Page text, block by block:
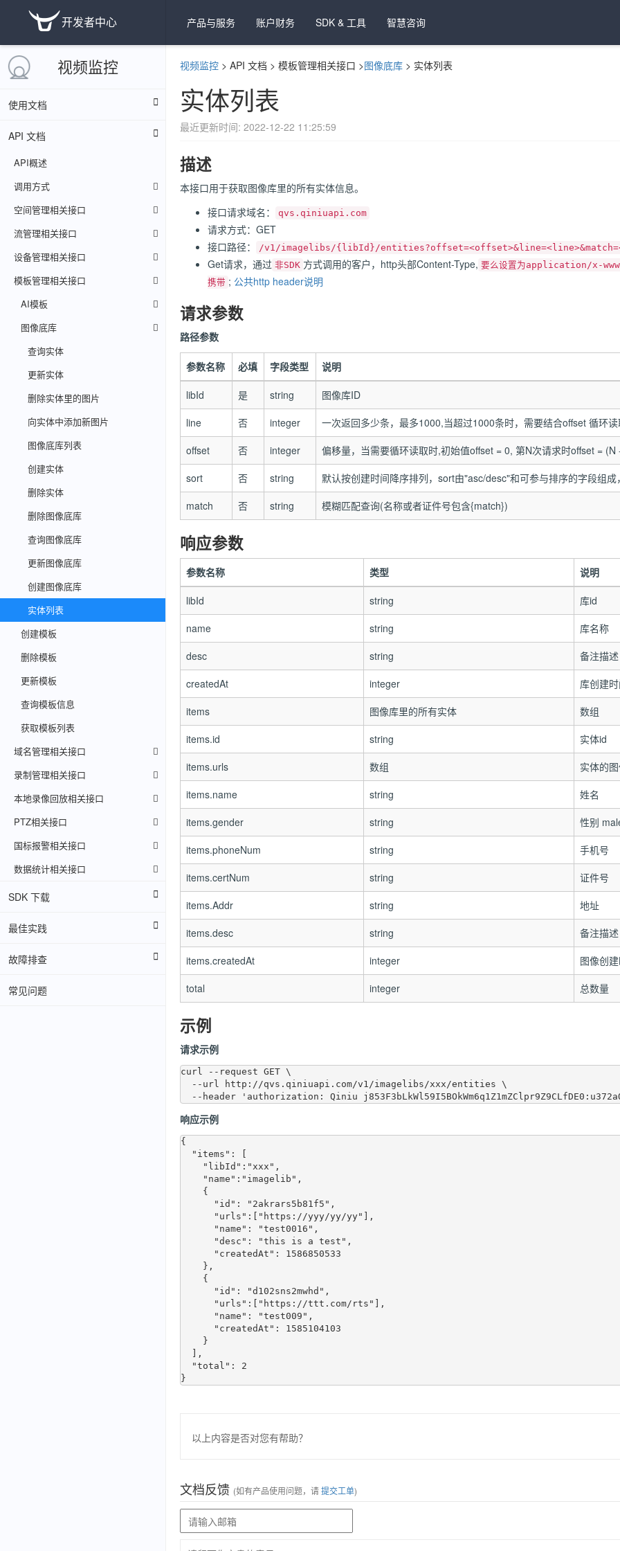
开发者中心 产品与服务 账户财务 SDK & 工具 智慧咨询
视频监控
使用文档
API 文档
API概述
调用方式
空间管理相关接口
流管理相关接口
设备管理相关接口
模板管理相关接口
AI模板
图像底库
查询实体
更新实体
删除实体里的图片
向实体中添加新图片
图像底库列表
创建实体
删除实体
删除图像底库
查询图像底库
更新图像底库
创建图像底库
实体列表
创建模板
删除模板
更新模板
查询模板信息
获取模板列表
域名管理相关接口
录制管理相关接口
本地录像回放相关接口
PTZ相关接口
国标报警相关接口
数据统计相关接口
SDK 下载
最佳实践
故障排查
常见问题
视频监控 > API 文档 > 模板管理相关接口 >图像底库 > 实体列表
实体列表
最近更新时间: 2022-12-22 11:25:59
描述
本接口用于获取图像库里的所有实体信息。
接口请求域名：
qvs.qiniuapi.com
请求方式：GET
接口路径：
/v1/imagelibs/{libId}/
Get请求，通过 非SDK 方式调用的客户，http头部Content-Type, 要么设置为application/x-
携带 ; 公共http header说明
请求参数
路径参数
参数名称 必填 字段类型 说明
libId 是 string
图像库ID
line
否 integer
一次返回多少条，最多1000,当超过1000条时，需要结合offset 循环读
offset
否 integer
偏移量，当需要循环读取时,初始值offset = 0, 第N次请求时offset = (N
sort
否 string
默认按创建时间降序排列，sort由"asc/desc"和可参与排序的字段组
match
否 string 模糊匹配查询(名称或者证件号包含{match})
响应参数
参数名称 类型 说明
libId string
库id
name
string
库名称
desc
string
备注描述
createdAt
integer
库创建
items
图像库里的所有实体
数组
items.id
string
实体id
items.urls
数组
实体的
items.name
string
姓名
items.gender
string
性别
items.phoneNum
string
手机号
items.certNum
string
证件号
items.Addr
string
地址
items.desc
string
备注描述
items.createdAt
integer
图像创
total
integer 总数量
示例
请求示例
curl --request GET \
响应示例
{
以上内容是否对您有帮助？
文档反馈 (如有产品使用问题，请提交工单)